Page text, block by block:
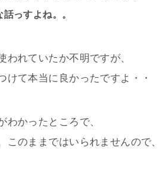
っすよね。。
われていたか不明ですが、
けて本当に良かったですよ・・
わかったところで、
このままではいられませんので、